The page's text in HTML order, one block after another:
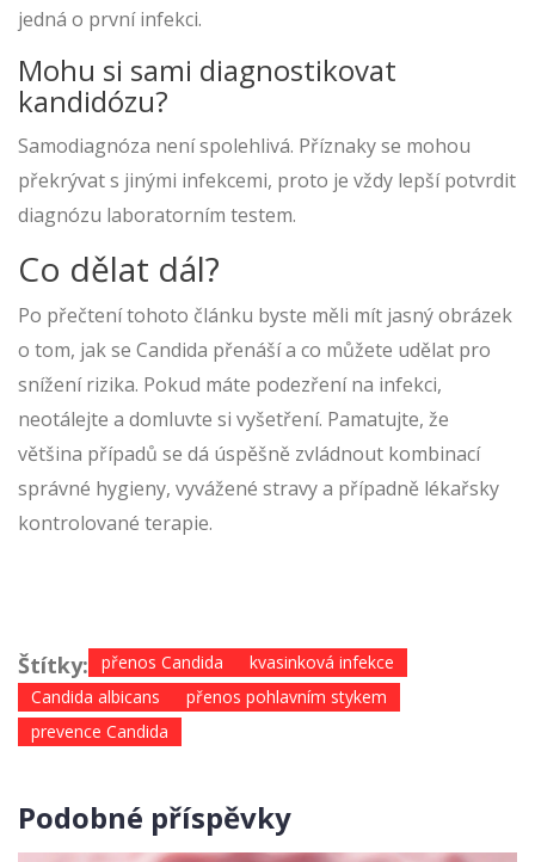
jedná o první infekci.
Mohu si sami diagnostikovat
kandidózu?
Samodiagnóza není spolehlivá. Příznaky se mohou
překrývat s jinými infekcemi, proto je vždy lepší potvrdit
diagnózu laboratorním testem.
Co dělat dál?
Po přečtení tohoto článku byste měli mít jasný obrázek
o tom, jak se Candida přenáší a co můžete udělat pro
snížení rizika. Pokud máte podezření na infekci,
neotálejte a domluvte si vyšetření. Pamatujte, že
většina případů se dá úspěšně zvládnout kombinací
správné hygieny, vyvážené stravy a případně lékařsky
kontrolované terapie.
Štítky: přenos Candida
kvasinková infekce
Candida albicans
přenos pohlavním stykem
prevence Candida
Podobné příspěvky